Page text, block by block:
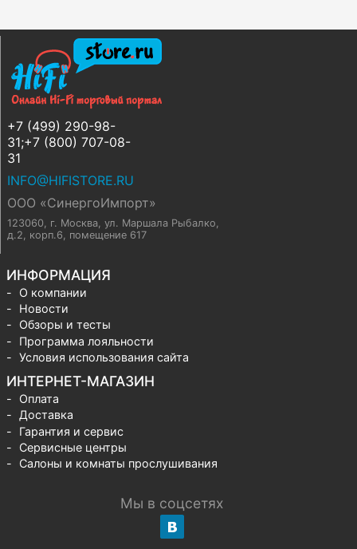
+7 (499) 290-98-
31;+7 (800) 707-08-
31
INFO@HIFISTORE.RU
ООО «СинергоИмпорт»
123060, г. Москва ул. Маршала Рыбалко,
д.2, корп.6, помещение 617
ИНФОРМАЦИЯ
О компании
Новости
Обзоры и тесты
Программа лояльности
Условия использования сайта
ИНТЕРНЕТ-МАГАЗИН
Оплата
Доставка
Гарантия и сервис
Сервисные центры
Салоны и комнаты прослушивания
Мы в соцсетях